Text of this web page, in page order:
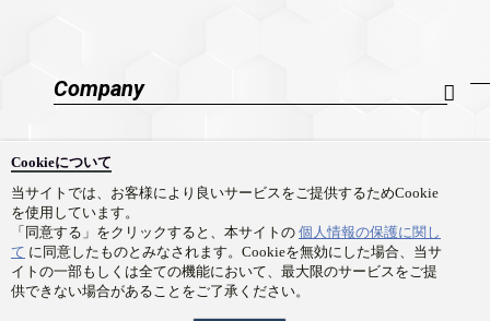
Cookieについて
当サイトでは、お客様により良いサービスをご提供するためCookie
を使用しています。
「同意する」をクリックすると、本サイトの 個人情報の保護に関し
て に同意したものとみなされます。Cookieを無効にした場合、当サ
イトの一部もしくは全ての機能において、最大限のサービスをご提
供できない場合があることをご了承ください。
Company
採用情報
お問い合わせ